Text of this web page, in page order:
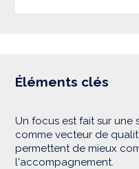
Éléments clés
Un focus est fait sur une
comme vecteur de
permettent de mieux
l'accompagnement.